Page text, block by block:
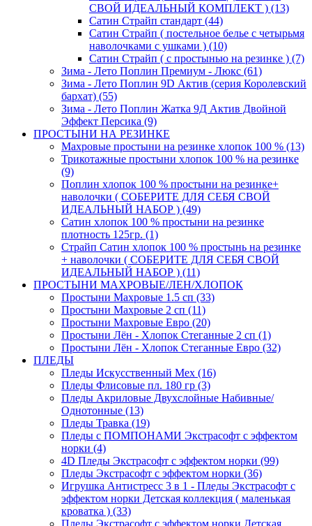
СВОЙ ИДЕАЛЬНЫЙ КОМПЛЕКТ ) (13)
Сатин Страйп стандарт (44)
Сатин Страйп ( постельное белье с четырьмя
наволочками с ушками ) (10)
Сатин Страйп ( с простынью на резинке ) (7)
Зима - Лето Поплин Премиум - Люкс (61)
Зима - Лето Поплин 9D Актив (серия Королевский
бархат) (55)
Зима - Лето Поплин Жатка 9Д Актив Двойной
Эффект Персика (9)
ПРОСТЫНИ НА РЕЗИНКЕ
Махровые простыни на резинке хлопок 100 % (13)
Трикотажные простыни хлопок 100 % на резинке
(9)
Поплин хлопок 100 % простыни на резинке+
наволочки ( СОБЕРИТЕ ДЛЯ СЕБЯ СВОЙ
ИДЕАЛЬНЫЙ НАБОР ) (49)
Сатин хлопок 100 % простыни на резинке
плотность 125гр. (1)
Страйп Сатин хлопок 100 % простынь на резинке
+ наволочки ( СОБЕРИТЕ ДЛЯ СЕБЯ СВОЙ
ИДЕАЛЬНЫЙ НАБОР ) (11)
ПРОСТЫНИ МАХРОВЫЕ/ЛЕН/ХЛОПОК
Простыни Махровые 1.5 сп (33)
Простыни Махровые 2 сп (11)
Простыни Махровые Евро (20)
Простыни Лён - Хлопок Стеганные 2 сп (1)
Простыни Лён - Хлопок Стеганные Евро (32)
ПЛЕДЫ
Пледы Искусственный Мех (16)
Пледы Флисовые пл. 180 гр (3)
Пледы Акриловые Двухслойные Набивные/
Однотонные (13)
Пледы Травка (19)
Пледы с ПОМПОНАМИ Экстрасофт с эффектом
норки (4)
4D Пледы Экстрасофт с эффектом норки (99)
Пледы Экстрасофт с эффектом норки (36)
Игрушка Антистресс 3 в 1 - Пледы Экстрасофт с
эффектом норки Детская коллекция ( маленькая
кроватка ) (33)
Пледы Экстрасофт с эффектом норки Детская